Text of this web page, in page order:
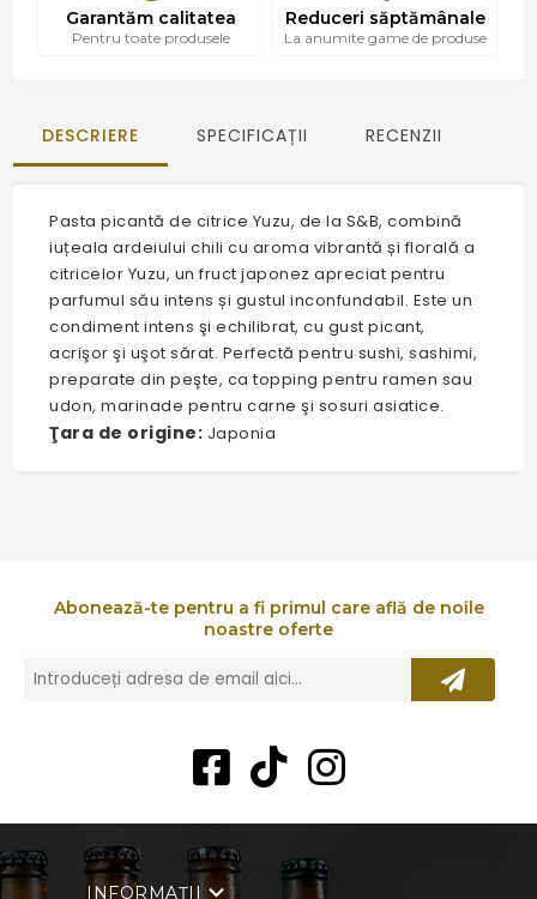
Garantăm calitatea
Pentru toate produsele
Reduceri săptămânale
La anumite game de produse
DESCRIERE SPECIFICAȚII RECENZII
Pasta picantă de citrice Yuzu, de la S&B, combină
iuțeala ardeiului chili cu aroma vibrantă și florală a
citricelor Yuzu, un fruct japonez apreciat pentru
parfumul său intens și gustul inconfundabil. Este un
condiment intens şi echilibrat, cu gust picant,
acrişor şi uşot sărat. Perfectă pentru sushi, sashimi,
preparate din peşte, ca topping pentru ramen sau
udon, marinade pentru carne şi sosuri asiatice.
Ţara de origine: Japonia
Abonează-te pentru a fi primul care află de noile
noastre oferte
INFORMAȚII